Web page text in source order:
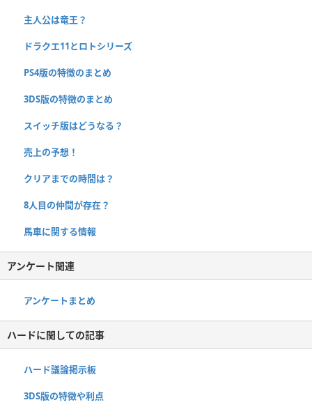
主人公は竜王？
ドラクエ11とロトシリーズ
PS4版の特徴のまとめ
3DS版の特徴のまとめ
スイッチ版はどうなる？
売上の予想！
クリアまでの時間は？
8人目の仲間が存在？
馬車に関する情報
アンケート関連
アンケートまとめ
ハードに関しての記事
ハード議論掲示板
3DS版の特徴や利点